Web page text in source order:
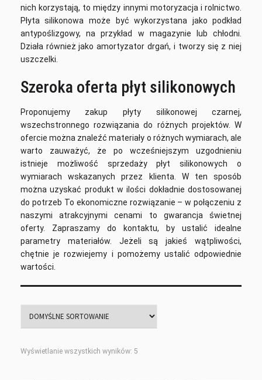
nich korzystają, to między innymi motoryzacja i rolnictwo.
Płyta silikonowa może być wykorzystana jako podkład
antypoślizgowy, na przykład w magazynie lub chłodni.
Działa również jako amortyzator drgań, i tworzy się z niej
uszczelki.
Szeroka oferta płyt silikonowych
Proponujemy zakup płyty silikonowej czarnej,
wszechstronnego rozwiązania do różnych projektów. W
ofercie można znaleźć materiały o różnych wymiarach, ale
warto zauważyć, że po wcześniejszym uzgodnieniu
istnieje możliwość sprzedaży płyt silikonowych o
wymiarach wskazanych przez klienta. W ten sposób
można uzyskać produkt w ilości dokładnie dostosowanej
do potrzeb To ekonomiczne rozwiązanie – w połączeniu z
naszymi atrakcyjnymi cenami to gwarancja świetnej
oferty. Zapraszamy do kontaktu, by ustalić idealne
parametry materiałów. Jeżeli są jakieś wątpliwości,
chętnie je rozwiejemy i pomożemy ustalić odpowiednie
wartości.
Wyświetlanie wszystkich wyników: 5